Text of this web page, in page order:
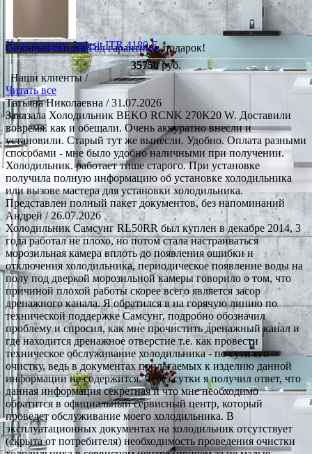
Сезонная скидкаГод гарантии в подарок!
Холодильник Indesit ITR 4180 E
35750руб.
Наши клиенты /
Читать все
Татьяна Николаевна / 31.07.2026
Заказала Холодильник BEKO RCNK 270K20 W. Доставили
вовремя. как и обещали. Очень аккуратно внесли и
установили. Старый тут же вынесли. Удобно. Оплата разными
способами - мне было удобно наличными при получении.
Холодильник. работает тише старого. При установке
получила полную информацию об установке холодильника
или вызове мастера для установки холодильника.
Представлен полный пакет документов, без напоминаний
Андрей/ 26.07.2026
Холодильник Самсунг RL50RR был куплен в декабре 2014, 3
года работал не плохо, но потом стала настраиваться
морозильная камера вплоть до появления ошибки и
отключения холодильника, периодическое появление воды на
полу под дверкой морозильной камеры говорило о том, что
причиной плохой работы скорее всего является засор
дренажного канала. Я обратился в на горячую линию по
технической поддержке Самсунг, подробно обозначил
проблему и спросил, как мне прочистить дренажный канал и
где находится дренажное отверстие т.е. как провести
техническое обслуживание холодильника - по сути его
очистку, ведь в документах прилагаемых к изделию данной
информации не содержится. Через сутки я получил ответ, что
данная информация секретная и что мне необходимо
обратится в официальный сервисный центр, который
проведет обслуживание моего холодильника. В
эксплуатационных документах на холодильник отсутствует
(скрыта от потребителя) необходимость проведения очистки